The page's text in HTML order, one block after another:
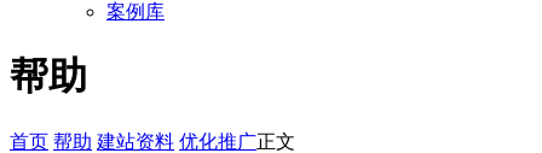
案例库
帮助
首页 帮助 建站资料 优化推广正文